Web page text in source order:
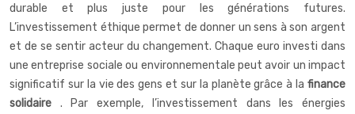
durable et plus juste pour les générations futures.
L’investissement éthique permet de donner un sens à son argent
et de se sentir acteur du changement. Chaque euro investi dans
une entreprise sociale ou environnementale peut avoir un impact
significatif sur la vie des gens et sur la planète grâce à la finance
solidaire . Par exemple, l’investissement dans les énergies